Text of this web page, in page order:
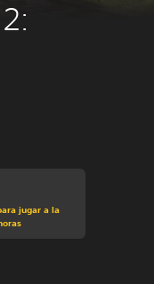
jugar a la